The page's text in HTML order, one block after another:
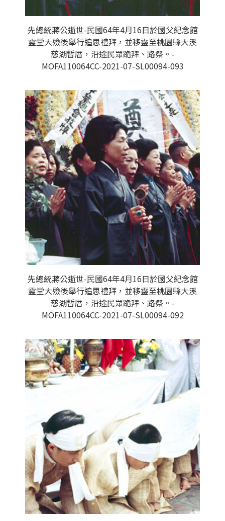
先總統蔣公逝世-民國64年4月16日於國父紀念館
靈堂大殮後舉行追思禮拜，並移靈至桃園縣大溪
慈湖暫厝，沿途民眾跪拜、路祭。-
MOFA110064CC-2021-07-SL00094-093
先總統蔣公逝世-民國64年4月16日於國父紀念館
靈堂大殮後舉行追思禮拜，並移靈至桃園縣大溪
慈湖暫厝，沿途民眾跪拜、路祭。-
MOFA110064CC-2021-07-SL00094-092